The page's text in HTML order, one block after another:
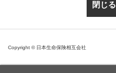
閉じる
Copyright © 日本生命保険相互会社